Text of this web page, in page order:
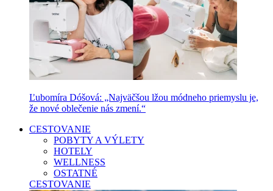
Ľubomíra Dóšová: „Najväčšou lžou módneho priemyslu je,
že nové oblečenie nás zmení.“
CESTOVANIE
POBYTY A VÝLETY
HOTELY
WELLNESS
OSTATNÉ
CESTOVANIE